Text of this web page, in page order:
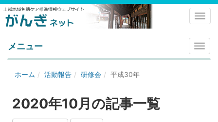
メ
ニ
メニュー
ホーム 活動報告 研修会 平成30年
2020年10月の記事一覧